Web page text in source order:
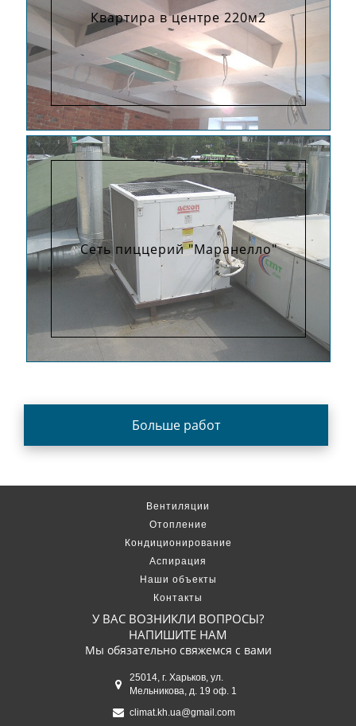
Квартира в центре 220м2
Сеть пиццерий "Маранелло"
Больше работ
Вентиляции
Отопление
Кондиционирование
Аспирация
Наши объекты
Контакты
У ВАС ВОЗНИКЛИ ВОПРОСЫ?
НАПИШИТЕ НАМ
Мы обязательно свяжемся с вами
25014, г. Харьков, ул.
Мельникова, д. 19 оф. 1
climat.kh.ua@gmail.com